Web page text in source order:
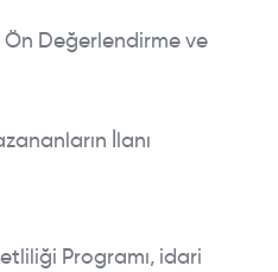
Değerlendirme ve
İlanı
Programı, idari